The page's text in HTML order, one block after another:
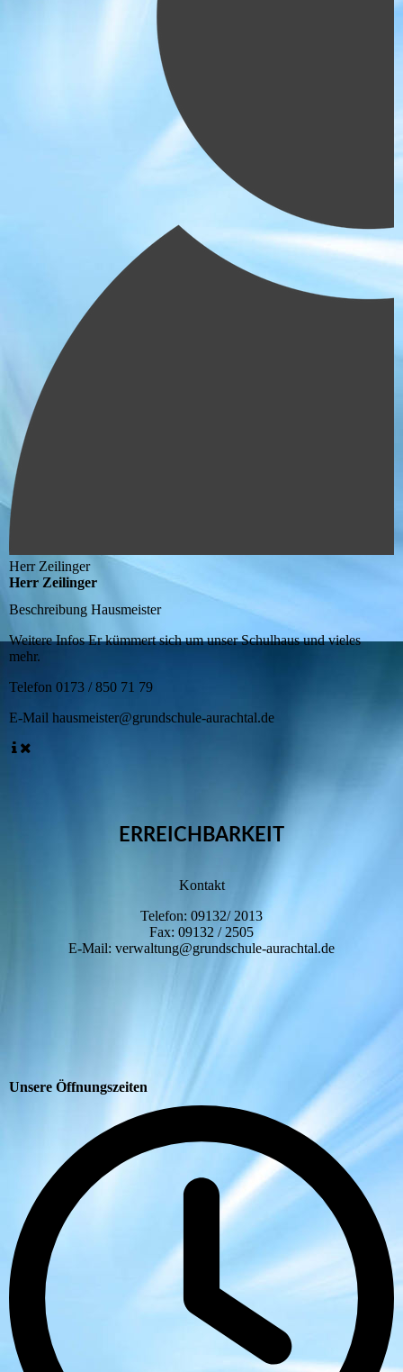
Herr Zeilinger
Herr Zeilinger
Beschreibung Hausmeister
Weitere InfosEr kümmert sich um unser Schulhaus und vieles
mehr.
Telefon 0173 / 850 71 79
E-Mail hausmeister@grundschule-aurachtal.de
ERREICHBARKEIT
Kontakt
Telefon: 09132/ 2013
Fax: 09132 / 2505
E-Mail: verwaltung@grundschule-aurachtal.de
Unsere Öffnungszeiten